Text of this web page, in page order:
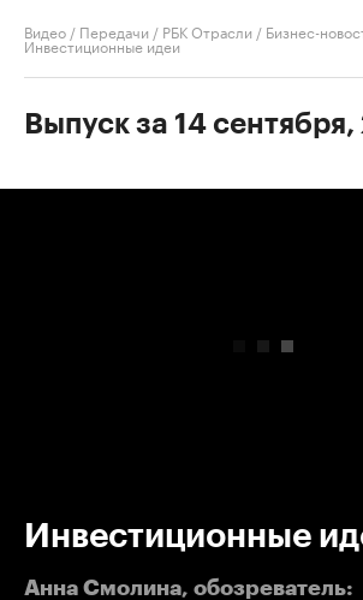
Видео / Передачи / РБК Отрасли / Бизнес-
Инвестиционные идеи
Выпуск за 14
Инвестиционные
Анна Смолина, обозреватель: